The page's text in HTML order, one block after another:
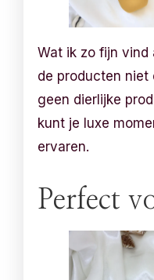
Wat ik zo fijn vind
de producten niet
geen dierlijke
kunt je luxe
ervaren.
Perfect